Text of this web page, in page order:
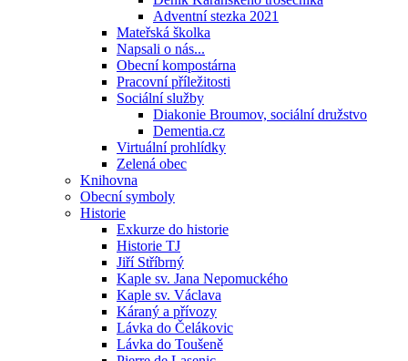
Adventní stezka 2021
Mateřská školka
Napsali o nás...
Obecní kompostárna
Pracovní příležitosti
Sociální služby
Diakonie Broumov, sociální družstvo
Dementia.cz
Virtuální prohlídky
Zelená obec
Knihovna
Obecní symboly
Historie
Exkurze do historie
Historie TJ
Jiří Stříbrný
Kaple sv. Jana Nepomuckého
Kaple sv. Václava
Káraný a přívozy
Lávka do Čelákovic
Lávka do Toušeně